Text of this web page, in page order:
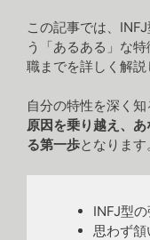
この記事では、
う「あるある」な
職までを詳しく解説
自分の特性を深く知
原因を乗り越え、
る第一歩となります
INFJ型
思わず頷